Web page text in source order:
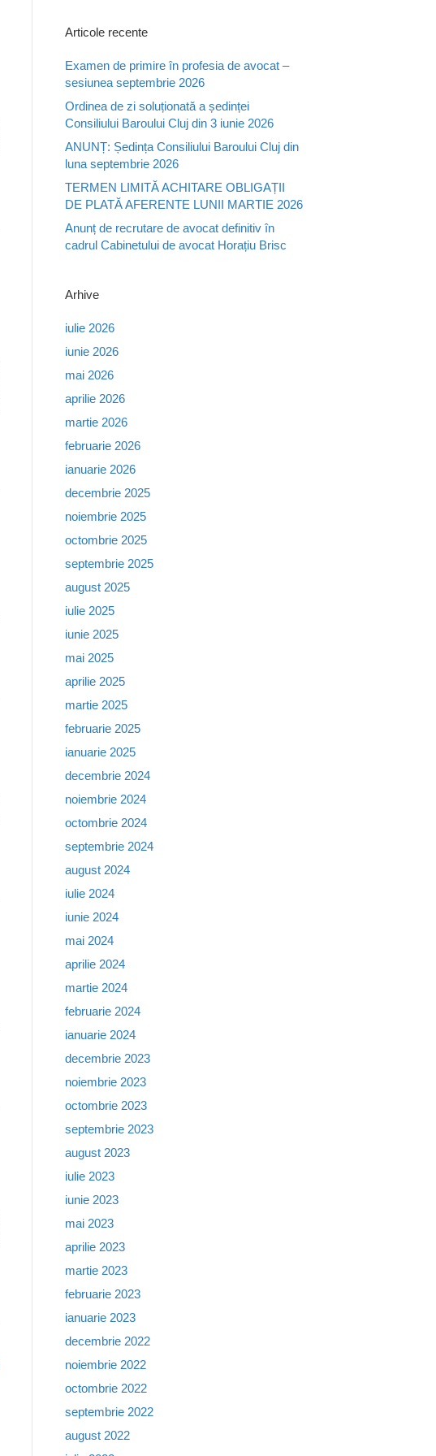
Articole recente
Examen de primire în profesia de avocat –
sesiunea septembrie 2026
Ordinea de zi soluționată a ședinței
Consiliului Baroului Cluj din 3 iunie 2026
ANUNȚ: Ședința Consiliului Baroului Cluj din
luna septembrie 2026
TERMEN LIMITĂ ACHITARE OBLIGAȚII
DE PLATĂ AFERENTE LUNII MARTIE 2026
Anunț de recrutare de avocat definitiv în
cadrul Cabinetului de avocat Horațiu Brisc
Arhive
iulie 2026
iunie 2026
mai 2026
aprilie 2026
martie 2026
februarie 2026
ianuarie 2026
decembrie 2025
noiembrie 2025
octombrie 2025
septembrie 2025
august 2025
iulie 2025
iunie 2025
mai 2025
aprilie 2025
martie 2025
februarie 2025
ianuarie 2025
decembrie 2024
noiembrie 2024
octombrie 2024
septembrie 2024
august 2024
iulie 2024
iunie 2024
mai 2024
aprilie 2024
martie 2024
februarie 2024
ianuarie 2024
decembrie 2023
noiembrie 2023
octombrie 2023
septembrie 2023
august 2023
iulie 2023
iunie 2023
mai 2023
aprilie 2023
martie 2023
februarie 2023
ianuarie 2023
decembrie 2022
noiembrie 2022
octombrie 2022
septembrie 2022
august 2022